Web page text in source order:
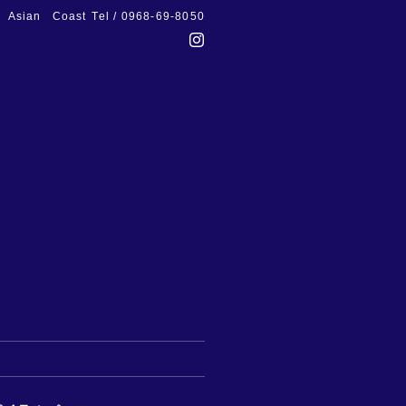
Asian Coast Tel / 0968-69-8050